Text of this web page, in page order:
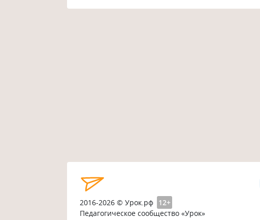
2016-2026 © Урок.рф 12+
Педагогическое сообщество «Урок»